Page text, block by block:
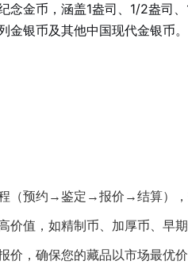
念金币，涵盖1盎司、1/2盎司
银币及其他中国现代金银币。
（预约→鉴定→报价→结算）
价值，如精制币、加厚币、早
价，确保您的藏品以市场最优